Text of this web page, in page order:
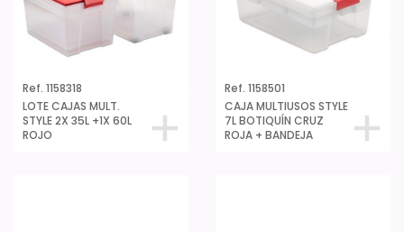
Ref. 1158318
LOTE CAJAS MULT.
STYLE 2X 35L +1X 60L
ROJO
Ref. 1158501
CAJA MULTIUSOS STYLE
7L BOTIQUÍN CRUZ
ROJA + BANDEJA